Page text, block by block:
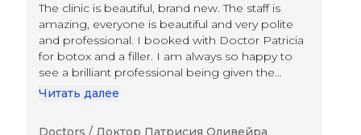
The clinic is beautiful, brand new. The staff is
amazing, everyone is beautiful and very polite
and professional. I booked with Doctor Patricia
for botox and a filler. I am always so happy to
see a brilliant professional being given the
ground to do an amazing job. Her work is
Читать далее
Doctors / Доктор Патрисия Оливейра